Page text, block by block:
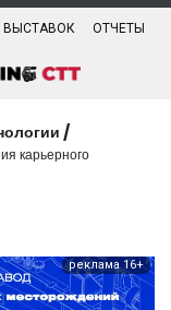
ВЫСТАВОК ОТЧЕТЫ
/
карьерного
реклама 16+